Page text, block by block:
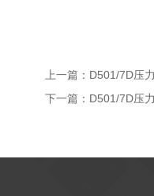
上一篇： D501/7D压
下一篇： D501/7D压